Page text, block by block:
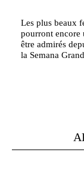
Les plus beaux
pourront encore
être admirés
la Semana